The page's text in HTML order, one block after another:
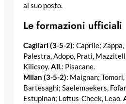
al suo posto.
Le formazioni ufficiali
Cagliari (3-5-2): Caprile;
Palestra, Adopo, Prati,
Kilicsoy.All.: Pisacane.
Milan (3-5-2): Maignan;
Bartesaghi; Saelemaekers,
Estupinan; Loftus-Cheek, Leao.